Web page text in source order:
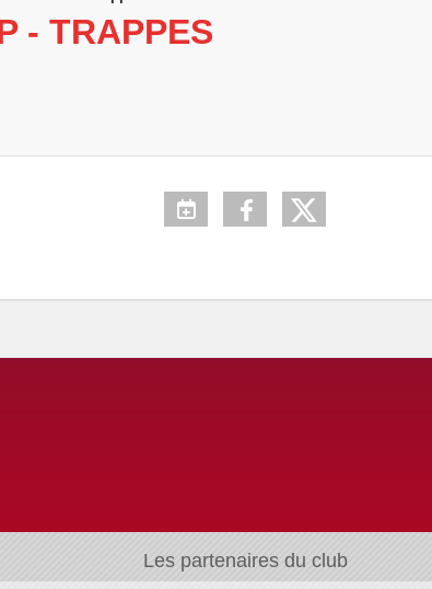
- TRAPPES
Les partenaires du club